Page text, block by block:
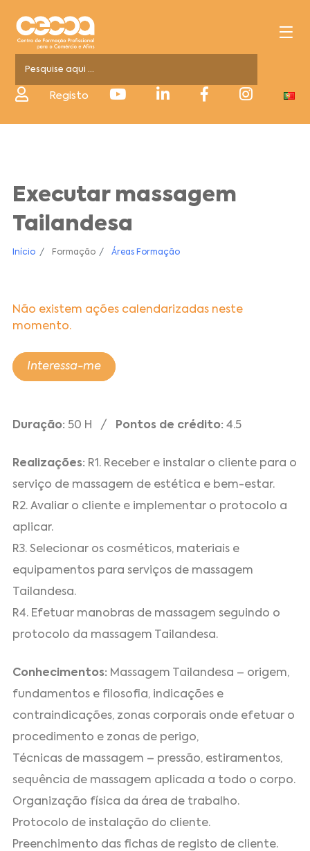
Registo
Executar massagem
Tailandesa
Início Formação Áreas Formação
Não existem ações calendarizadas neste
momento.
Interessa-me
Duração: 50 H / Pontos de crédito:4.5
Realizações: R1. Receber e instalar o cliente para o
serviço de massagem de estética e bem-estar.
R2. Avaliar o cliente e implementar o protocolo a
aplicar.
R3. Selecionar os cosméticos, materiais e
equipamentos para serviços de massagem
Tailandesa.
R4. Efetuar manobras de massagem seguindo o
protocolo da massagem Tailandesa.
Conhecimentos: Massagem Tailandesa – origem,
fundamentos e filosofia, indicações e
contraindicações, zonas corporais onde efetuar o
procedimento e zonas de perigo,
Técnicas de massagem – pressão, estiramentos,
sequência de massagem aplicada a todo o corpo.
Organização física da área de trabalho.
Protocolo de instalação do cliente.
Preenchimento das fichas de registo de cliente.